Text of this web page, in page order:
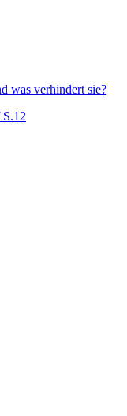
was verhindert sie?